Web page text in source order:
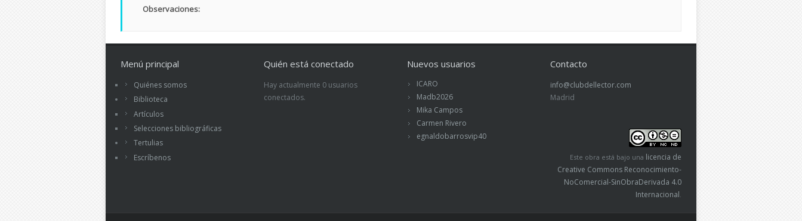
Observaciones:
Menú principal
Quiénes somos
Biblioteca
Artículos
Selecciones bibliográficas
Tertulias
Escríbenos
Quién está conectado
Hay actualmente 0 usuarios
conectados.
Nuevos usuarios
ICARO
Madb2026
Mika Campos
Carmen Rivero
egnaldobarrosvip40
Contacto
info@clubdellector.com
Madrid
Este obra está bajo una licencia de
Creative Commons Reconocimiento-
NoComercial-SinObraDerivada 4.0
Internacional